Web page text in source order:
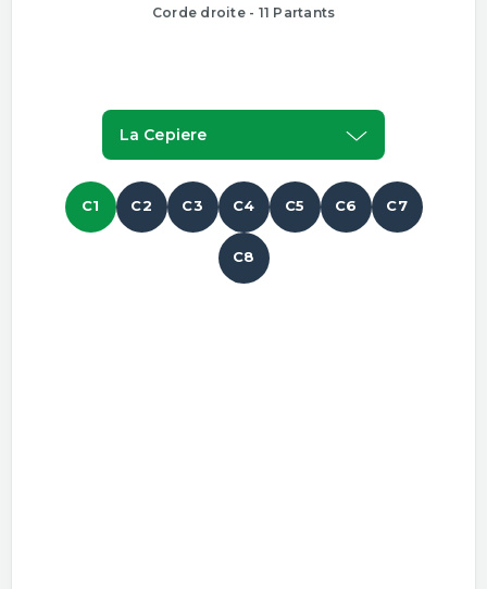
Corde droite - 11 Partants
La Cepiere
C1 C2 C3 C4 C5 C6 C7
C8